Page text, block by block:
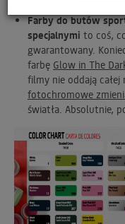
Farby do butów
specjalnymi to coś,
gwarantowany.
farbę Glow in The
filmy nie oddają całej
fotochromowe
światła. Absolutnie,